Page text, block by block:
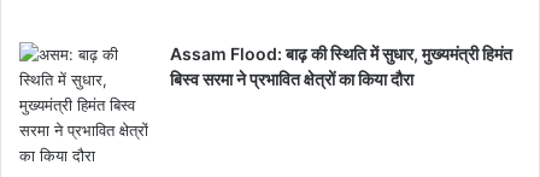
Assam Flood: बाढ़ की स्थिति में सुधार, मुख्यमंत्री हिमंत
बिस्व सरमा ने प्रभावित क्षेत्रों का किया दौरा